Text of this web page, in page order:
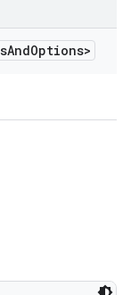
AndOptions>